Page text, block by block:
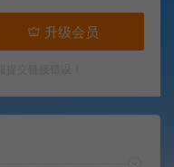
升级会员